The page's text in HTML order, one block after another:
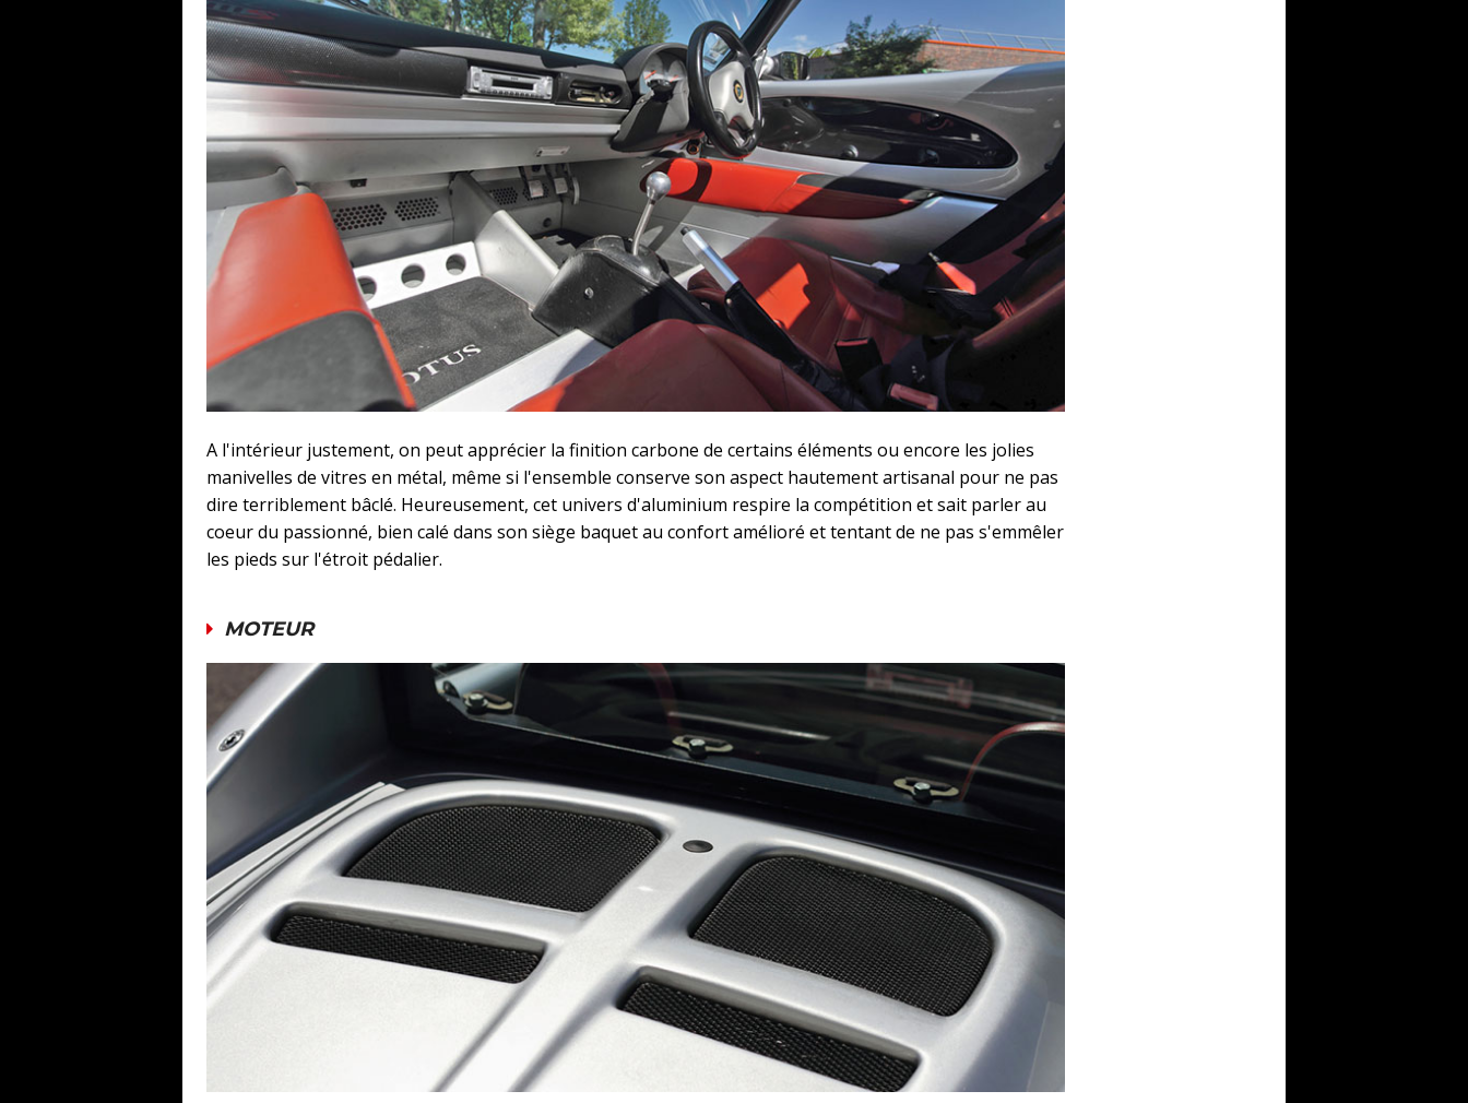
A l'intérieur justement, on peut apprécier la finition carbone de certains éléments ou encore les jolies
manivelles de vitres en métal, même si l'ensemble conserve son aspect hautement artisanal pour ne pas
dire terriblement bâclé. Heureusement, cet univers d'aluminium respire la compétition et sait parler au
coeur du passionné, bien calé dans son siège baquet au confort amélioré et tentant de ne pas s'emmêler
les pieds sur l'étroit pédalier.
MOTEUR